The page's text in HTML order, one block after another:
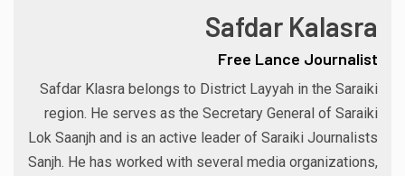
Safdar Kalasra
Free Lance Journalist
Safdar Klasra belongs to District Layyah in the Saraiki
region. He serves as the Secretary General of Saraiki
Lok Saanjh and is an active leader of Saraiki Journalists
Sanjh. He has worked with several media organizations,